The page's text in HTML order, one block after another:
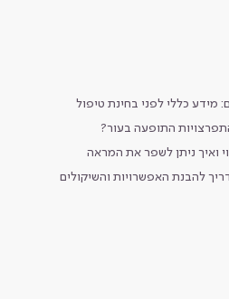
מידע כללי לפני בחינת טיפול
התופעה בעור?
ואיך ניתן לשפר את המראה
להבנת האפשרויות והשיקולים